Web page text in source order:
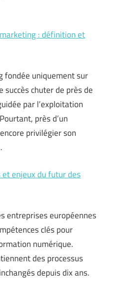
: définition et
fondée uniquement sur
succès chuter de près de
par l’exploitation
près d’un
privilégier son
et enjeux du futur des
entreprises européennes
clés pour
numérique.
des processus
depuis dix ans.